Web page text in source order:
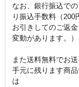
なお、銀行振込で
り振込手数料（200
お引きしてのご返
変動があります。）
また送料無料でお
手元に残ります商
は